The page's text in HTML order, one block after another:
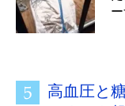
高血圧と